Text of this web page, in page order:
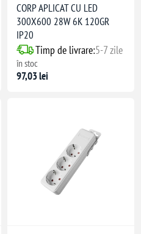
CORP APLICAT CU LED
300X600 28W 6K 120GR
IP20
Timp de livrare:5-7 zile
în stoc
97,03 lei